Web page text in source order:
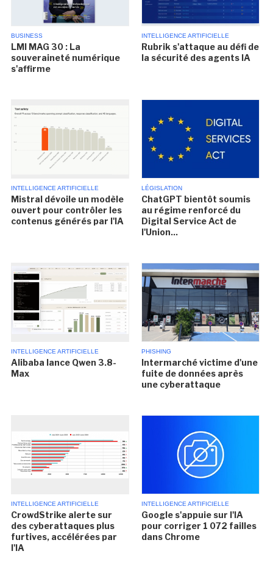
BUSINESS
LMI MAG 30 : La
souveraineté numérique
s'affirme
INTELLIGENCE ARTIFICIELLE
Rubrik s'attaque au défi de
la sécurité des agents IA
INTELLIGENCE ARTIFICIELLE
Mistral dévoile un modèle
ouvert pour contrôler les
contenus générés par l'IA
LÉGISLATION
ChatGPT bientôt soumis
au régime renforcé du
Digital Service Act de
l'Union...
INTELLIGENCE ARTIFICIELLE
Alibaba lance Qwen 3.8-
Max
PHISHING
Intermarché victime d'une
fuite de données après
une cyberattaque
INTELLIGENCE ARTIFICIELLE
CrowdStrike alerte sur
des cyberattaques plus
furtives, accélérées par
l'IA
INTELLIGENCE ARTIFICIELLE
Google s'appuie sur l'IA
pour corriger 1 072 failles
dans Chrome